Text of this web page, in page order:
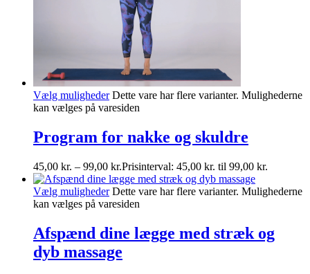
Vælg muligheder Dette vare har flere varianter. Mulighederne
kan vælges på varesiden
Program for nakke og skuldre
45,00 kr. – 99,00 kr.Prisinterval: 45,00 kr. til 99,00 kr.
Vælg muligheder Dette vare har flere varianter. Mulighederne
kan vælges på varesiden
Afspænd dine lægge med stræk og
dyb massage